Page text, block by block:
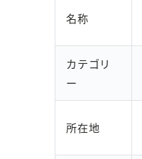
名称
カテゴリ
ー
所在地